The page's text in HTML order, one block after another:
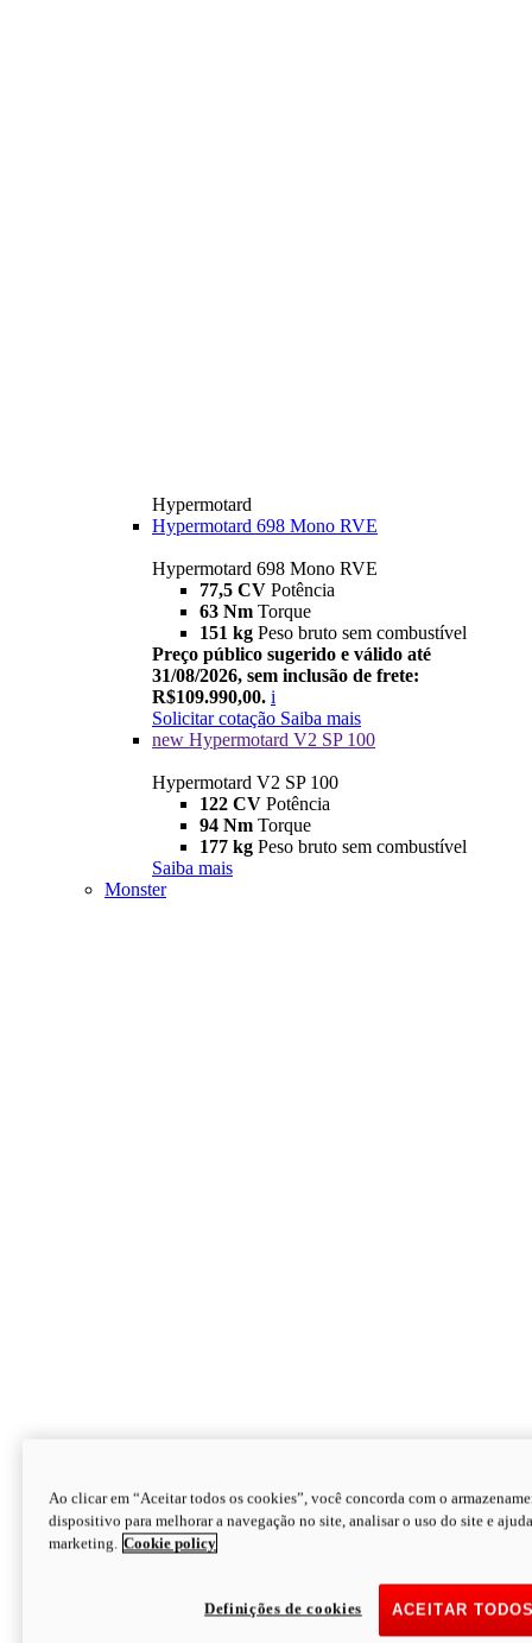
Hypermotard
Hypermotard 698 Mono RVE
Hypermotard 698 Mono RVE
77,5 CV Potência
63 Nm Torque
151 kg Peso bruto sem combustível
Preço público sugerido e válido até
31/08/2026, sem inclusão de frete:
R$109.990,00. i
Solicitar cotação Saiba mais
new Hypermotard V2 SP 100
Hypermotard V2 SP 100
122 CV Potência
94 Nm Torque
177 kg Peso bruto sem combustível
Saiba mais
Monster
Monster
Ao clicar em “Aceitar todos os cookies”, você concorda com o
dispositivo para melhorar a navegação no site, analisar o uso do site e
marketing. Cookie policy
ACEITAR
Definições de cookies